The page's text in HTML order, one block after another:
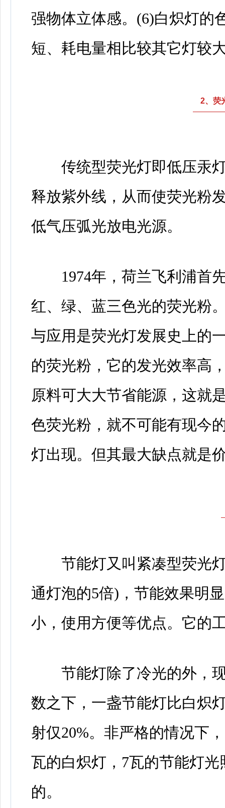
强物体立体感。(6)白炽灯的
短、耗电量相比较其它灯较
2、荧
传统型荧光灯即低压汞灯
释放紫外线，从而使荧光粉
低气压弧光放电光源。
1974年，荷兰飞利浦首先
红、绿、蓝三色光的荧光粉
与应用是荧光灯发展史上的
的荧光粉，它的发光效率高
原料可大大节省能源，这就
色荧光粉，就不可能有现今
灯出现。但其最大缺点就是
节能灯又叫紧凑型荧光灯
通灯泡的5倍)，节能效果明
小，使用方便等优点。它的
节能灯除了冷光的外，现
数之下，一盏节能灯比白炽
射仅20%。非严格的情况下
瓦的白炽灯，7瓦的节能灯
的。